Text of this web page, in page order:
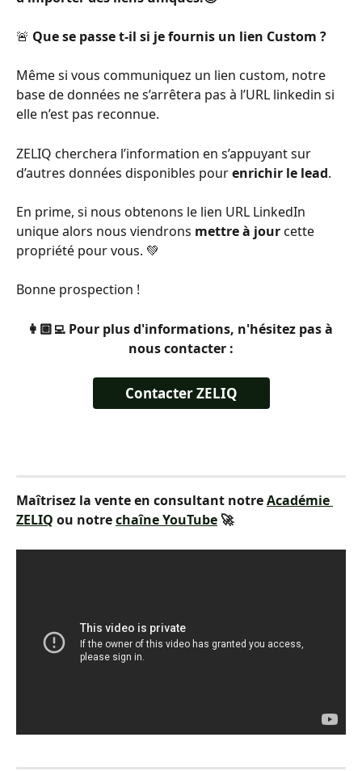
🚨 Que se passe t-il si je fournis un lien Custom ?
Même si vous communiquez un lien custom, notre
base de données ne s’arrêtera pas à l’URL linkedin si
elle n’est pas reconnue.
ZELIQ cherchera l’information en s’appuyant sur
d’autres données disponibles pour enrichir le lead.
En prime, si nous obtenons le lien URL LinkedIn
unique alors nous viendrons mettre à jour cette
propriété pour vous. 💚
Bonne prospection !
👩🏼‍💻 Pour plus d'informations, n'hésitez pas à
nous contacter :
Contacter ZELIQ
Maîtrisez la vente en consultant notre Académie
ZELIQ ou notre chaîne YouTube 🚀